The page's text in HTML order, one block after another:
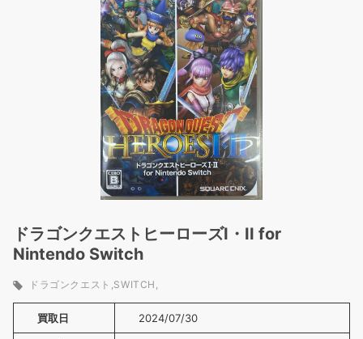
ドラゴンクエストヒーローズI・II for
Nintendo Switch
ドラゴンクエスト SWITCH
買取日 2024/07/30